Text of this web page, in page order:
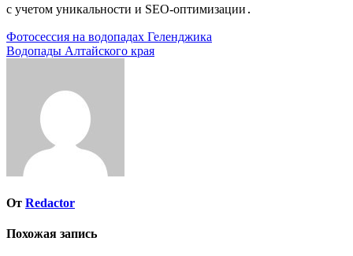
с учетом уникальности и SEO-оптимизации․
Навигация
по
Фотосессия на водопадах Геленджика
Водопады Алтайского края
От Redactor
Похожая запись